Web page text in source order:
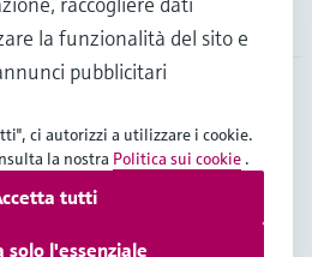
Group Services AG
Privacy Policy
la funzionalità del sito e
pubblicitari
ci autorizzi a utilizzare i cookie.
la nostra Politica sui cookie .
solo l'essenziale
tutti